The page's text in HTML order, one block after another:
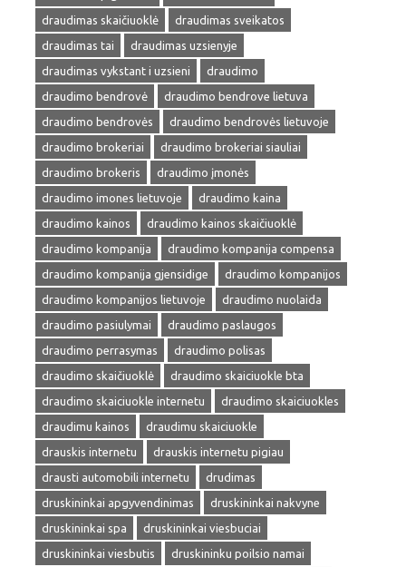
draudimas skaičiuoklė
draudimas sveikatos
draudimas tai
draudimas uzsienyje
draudimas vykstant i uzsieni
draudimo
draudimo bendrovė
draudimo bendrove lietuva
draudimo bendrovės
draudimo bendrovės lietuvoje
draudimo brokeriai
draudimo brokeriai siauliai
draudimo brokeris
draudimo įmonės
draudimo imones lietuvoje
draudimo kaina
draudimo kainos
draudimo kainos skaičiuoklė
draudimo kompanija
draudimo kompanija compensa
draudimo kompanija gjensidige
draudimo kompanijos
draudimo kompanijos lietuvoje
draudimo nuolaida
draudimo pasiulymai
draudimo paslaugos
draudimo perrasymas
draudimo polisas
draudimo skaičiuoklė
draudimo skaiciuokle bta
draudimo skaiciuokle internetu
draudimo skaiciuokles
draudimu kainos
draudimu skaiciuokle
drauskis internetu
drauskis internetu pigiau
drausti automobili internetu
drudimas
druskininkai apgyvendinimas
druskininkai nakvyne
druskininkai spa
druskininkai viesbuciai
druskininkai viesbutis
druskininku poilsio namai